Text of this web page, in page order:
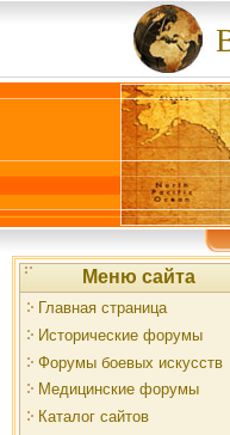
Меню сайта
Главная страница
Исторические форумы
Форумы боевых искусств
Медицинские форумы
Каталог сайтов